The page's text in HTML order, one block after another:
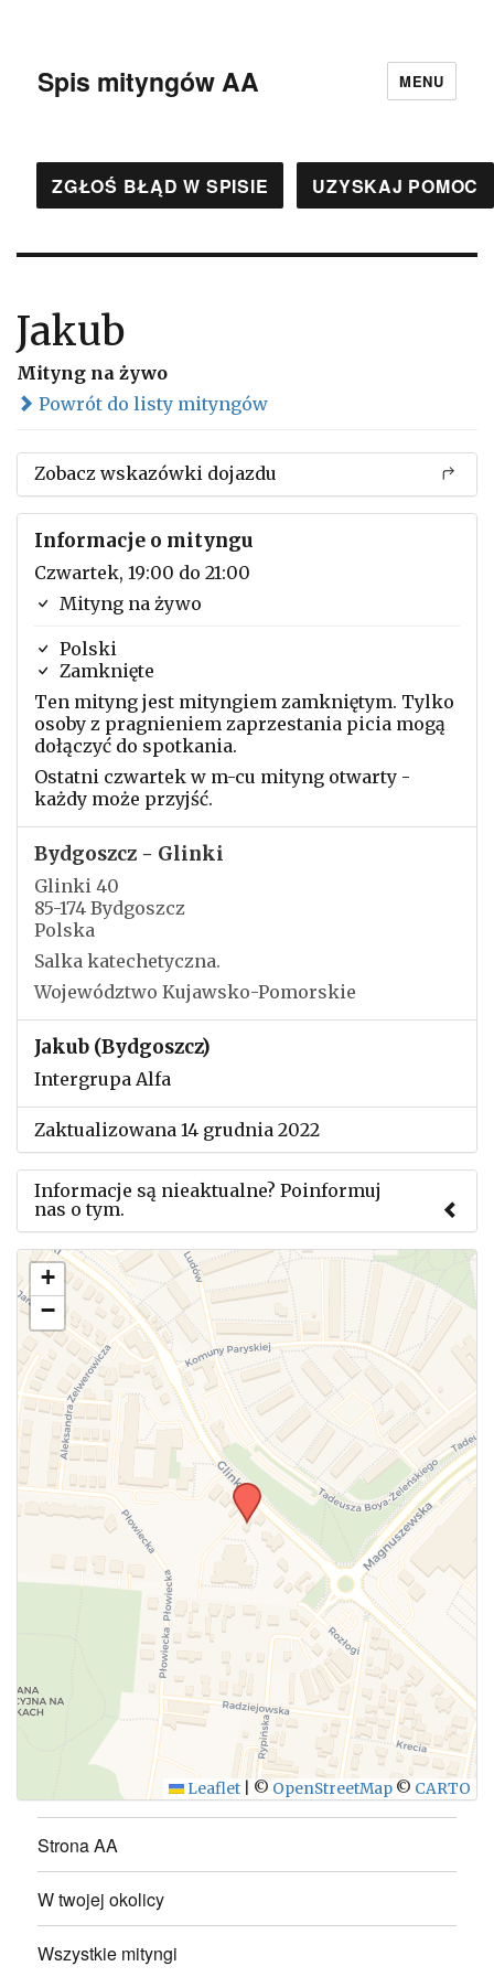
Spis mityngów AA MENU
ZGŁOŚ BŁĄD W SPISIE UZYSKAJ POMOC
Jakub
Mityng na żywo
Powrót do listy mityngów
Zobacz wskazówki dojazdu
Informacje o mityngu
Czwartek, 19:00 do 21:00
Mityng na żywo
Polski
Zamknięte
Ten mityng jest mityngiem zamkniętym. Tylko
osoby z pragnieniem zaprzestania picia mogą
dołączyć do spotkania.
Ostatni czwartek w m-cu mityng otwarty -
każdy może przyjść.
Bydgoszcz - Glinki
Glinki 40
85-174 Bydgoszcz
Polska
Salka katechetyczna.
Województwo Kujawsko-Pomorskie
Jakub (Bydgoszcz)
Intergrupa Alfa
Zaktualizowana 14 grudnia 2022
Informacje są nieaktualne? Poinformuj
nas o tym.
Użyj tego formularza aby przesłać informację o
zmianach w powyższym mityngu.
WYŚLIJ
+
−
Leaflet © OpenStreetMap © CARTO
Strona AA
W twojej okolicy
Wszystkie mityngi